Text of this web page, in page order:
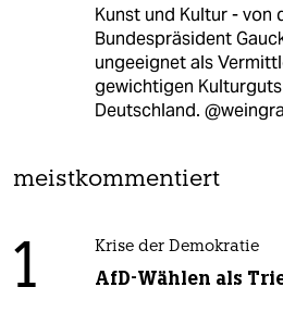
Kunst und Kultur - von
Bundespräsident
ungeeignet als
gewichtigen
Deutschland.
meistkommentiert
1 Krise der Demokratie
AfD-Wählen als